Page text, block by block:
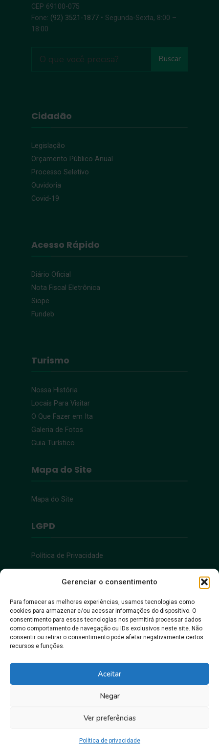
Gerenciar o consentimento
Para fornecer as melhores experiências, usamos tecnologias como
cookies para armazenar e/ou acessar informações do dispositivo. O
consentimento para essas tecnologias nos permitirá processar dados
como comportamento de navegação ou IDs exclusivos neste site. Não
consentir ou retirar o consentimento pode afetar negativamente certos
recursos e funções.
Aceitar
Negar
Ver preferências
Política de privacidade
CEP 69100-075
Fone: (92) 3521-1877 • Segunda-Sexta, 8:00 –
18:00
Buscar
Cidadão
Legislação
Orçamento Público Anual
Processo Seletivo
Ouvidoria
Covid-19
Acesso Rápido
Diário Oficial
Nota Fiscal Eletrônica
Siope
Fundeb
Turismo
Nossa História
Locais Para Visitar
O Que Fazer em Ita
Galeria de Fotos
Guia Turístico
Mapa do Site
Mapa do Site
LGPD
Política de Privacidade
Acessibilidade
Acessibilidade